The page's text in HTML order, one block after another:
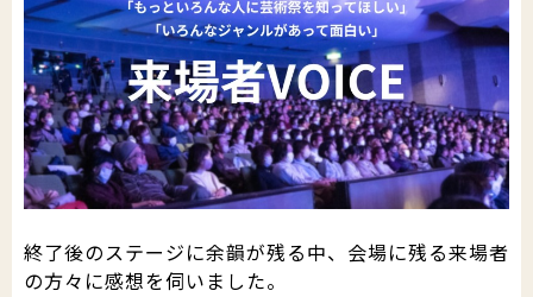
終了後のステージに余韻が残る中、会場に残る来場者
の方々に感想を伺いました。